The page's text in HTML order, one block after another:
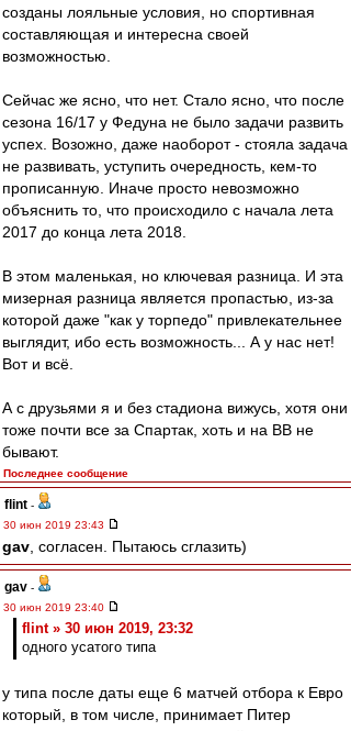
созданы лояльные условия, но спортивная
составляющая и интересна своей
возможностью.
Сейчас же ясно, что нет. Стало ясно, что после
сезона 16/17 у Федуна не было задачи развить
успех. Возожно, даже наоборот - стояла задача
не развивать, уступить очередность, кем-то
прописанную. Иначе просто невозможно
объяснить то, что происходило с начала лета
2017 до конца лета 2018.
В этом маленькая, но ключевая разница. И эта
мизерная разница является пропастью, из-за
которой даже "как у торпедо" привлекательнее
выглядит, ибо есть возможность... А у нас нет!
Вот и всё.
А с друзьями я и без стадиона вижусь, хотя они
тоже почти все за Спартак, хоть и на ВВ не
бывают.
Последнее сообщение
flint -
30 июн 2019 23:43
gav , согласен. Пытаюсь сглазить)
gav -
30 июн 2019 23:40
flint » 30 июн 2019, 23:32
одного усатого типа
у типа после даты еще 6 матчей отбора к Евро
который, в том числе, принимает Питер